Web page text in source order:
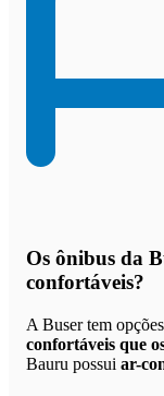
Os ônibus da
confortáveis?
A Buser tem
confortáveis que
Bauru possui ar-